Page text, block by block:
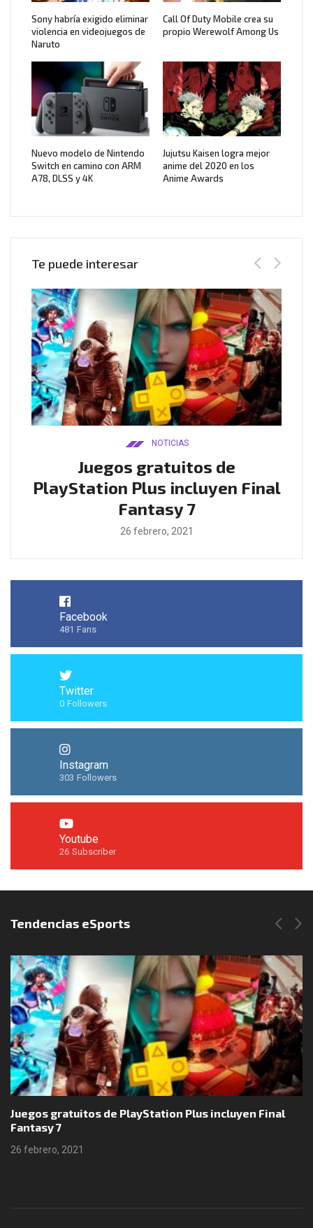
Sony habría exigido eliminar
violencia en videojuegos de
Naruto
Call Of Duty Mobile crea su
propio Werewolf Among Us
Nuevo modelo de Nintendo
Switch en camino con ARM
A78, DLSS y 4K
Jujutsu Kaisen logra mejor
anime del 2020 en los
Anime Awards
Te puede interesar
NOTICIAS
Juegos gratuitos de
PlayStation Plus incluyen Final
Fantasy 7
26 febrero, 2021
Facebook
481 Fans
Twitter
0 Followers
Instagram
303 Followers
Youtube
26 Subscriber
Síguenos en Instagram
Tendencias eSports
Juegos gratuitos de PlayStation Plus incluyen Final
Fantasy 7
26 febrero, 2021